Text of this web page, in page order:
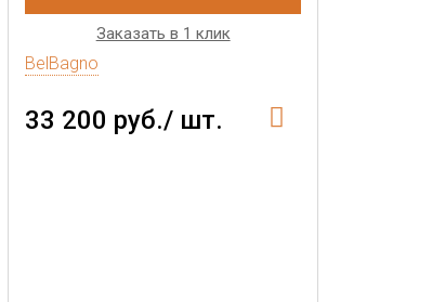
Заказать в 1 клик
BelBagno
33 200 руб./ шт.